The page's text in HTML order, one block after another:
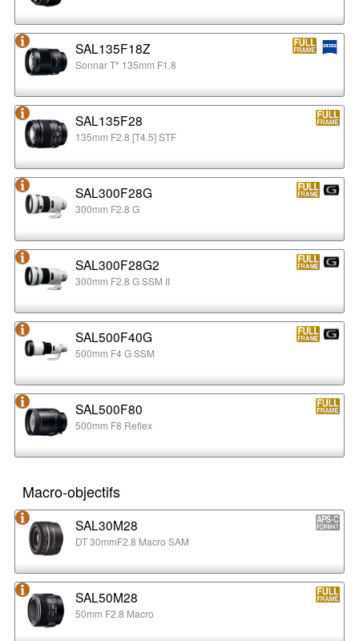
SAL135F18Z
Sonnar T* 135mm F1.8
SAL135F28
135mm F2.8 [T4.5] STF
SAL300F28G
300mm F2.8 G
SAL300F28G2
300mm F2.8 G SSM II
SAL500F40G
500mm F4 G SSM
SAL500F80
500mm F8 Reflex
Macro-objectifs
SAL30M28
DT 30mmF2.8 Macro SAM
SAL50M28
50mm F2.8 Macro